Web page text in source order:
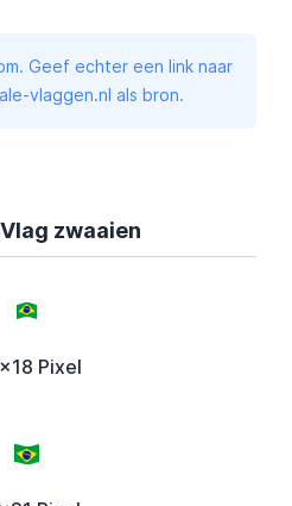
Geef echter een link naar
vlaggen.nl als bron.
zwaaien
Pixel